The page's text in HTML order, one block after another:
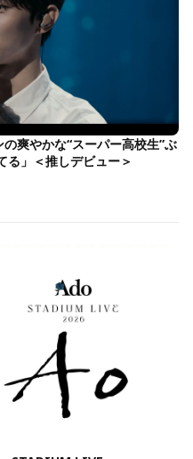
爽やかな“スーパー高校生”ぶ
る」＜推しデビュー＞